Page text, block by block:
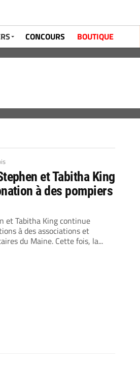
CONCOURS BOUTIQUE
et Tabitha King
à des pompiers
et Tabitha King continue
à des associations et
du Maine. Cette fois, la...